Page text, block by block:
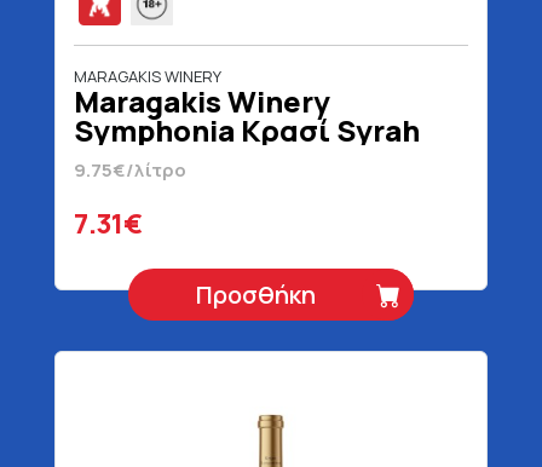
MARAGAKIS WINERY
Maragakis Winery
Symphonia Κρασί Syrah
Ερυθρό 750 ml
9.75€/λίτρο
7.31€
Προσθήκη